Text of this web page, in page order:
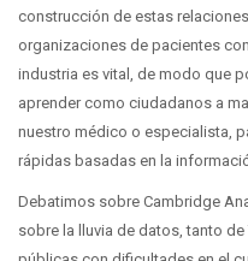
construcción de estas
organizaciones de pacientes
industria es vital, de modo que
aprender como ciudadanos a
nuestro médico o especialista,
rápidas basadas en la
Debatimos sobre Cambridge
sobre la lluvia de datos, tanto